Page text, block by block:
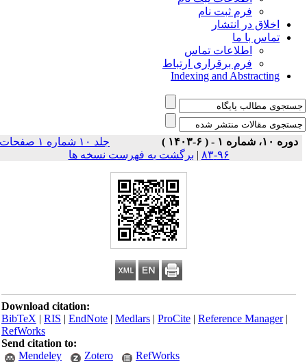
فرم ثبت نام
اخلاق در انتشار
تماس با ما
اطلاعات تماس
فرم برقراری ارتباط
Indexing and Abstracting
دوره ۱۰، شماره ۱ - ( ۶-۱۴۰۳ )
جلد ۱۰ شماره ۱ صفحات
۹۶-۸۳
| برگشت به فهرست نسخه ها
Download citation:
BibTeX|RIS|EndNote|Medlars|ProCite|Reference Manager
RefWorks
Send citation to:
Mendeley
Zotero RefWorks